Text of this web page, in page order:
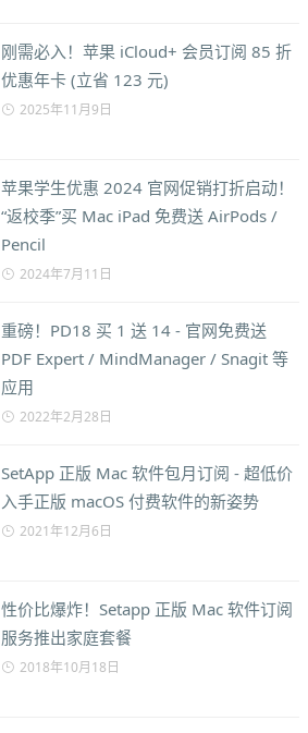
刚需必入！苹果 iCloud+ 会员订阅 85 折
优惠年卡 (立省 123 元)
2025年11月9日
苹果学生优惠 2024 官网促销打折启动！
“返校季”买 Mac iPad 免费送 AirPods /
Pencil
2024年7月11日
重磅！PD18 买 1 送 14 - 官网免费送
PDF Expert / MindManager / Snagit 等
应用
2022年2月28日
SetApp 正版 Mac 软件包月订阅 - 超低价
入手正版 macOS 付费软件的新姿势
2021年12月6日
性价比爆炸！Setapp 正版 Mac 软件订阅
服务推出家庭套餐
2018年10月18日